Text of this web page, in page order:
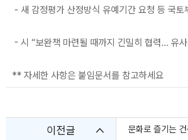
- 새 감정평가 산정방식 유예기간 요청 등 국토
- 시 “보완책 마련될 때까지 긴밀히 협력… 유
** 자세한 사항은 붙임문서를 참고하세요
이전글 문화로 즐기는